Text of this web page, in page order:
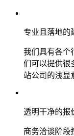
专业且落地的
我们具有各个
们可以提供很
站公司的浅显
透明干净的报
商务洽谈阶段